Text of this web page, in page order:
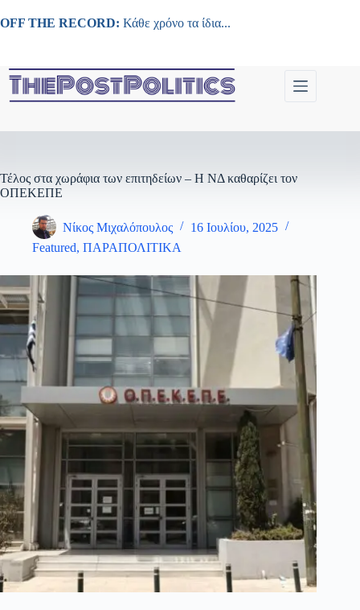
στο
OFF THE RECORD: Κάθε χρόνο τα ίδια...
Τέλος στα χωράφια των επιτηδείων – Η ΝΔ καθαρίζει τον
ΟΠΕΚΕΠΕ
Νίκος Μιχαλόπουλος
16 Ιουλίου, 2025
Featured, ΠΑΡΑΠΟΛΙΤΙΚΑ